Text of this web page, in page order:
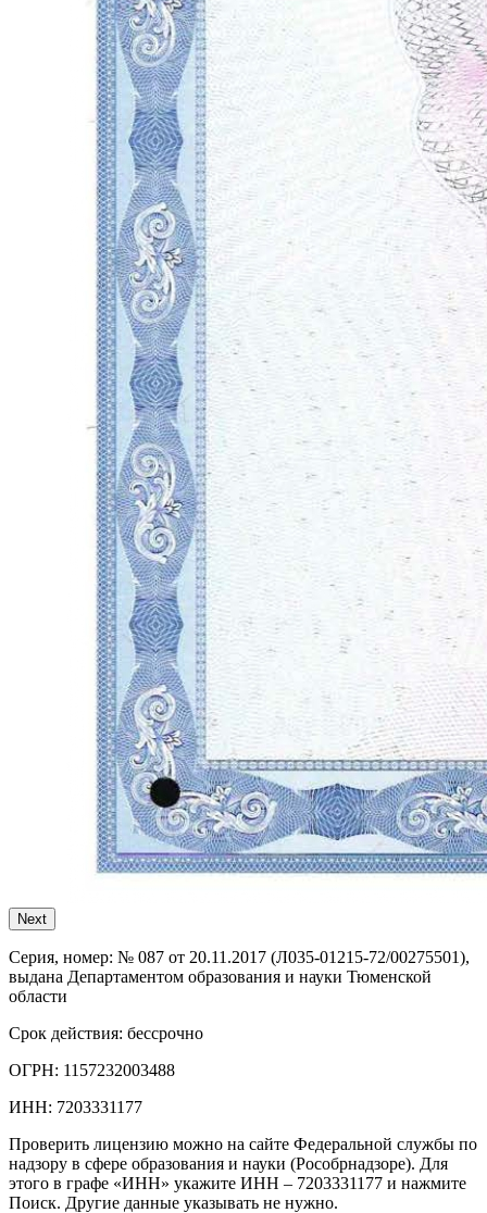
Next
Серия, номер: № 087 от 20.11.2017 (Л035-01215-72/00275501),
выдана Департаментом образования и науки Тюменской
области
Срок действия: бессрочно
ОГРН: 1157232003488
ИНН: 7203331177
Проверить лицензию можно на сайте Федеральной службы по
надзору в сфере образования и науки (Рособрнадзоре). Для
этого в графе «ИНН» укажите ИНН – 7203331177 и нажмите
Поиск. Другие данные указывать не нужно.